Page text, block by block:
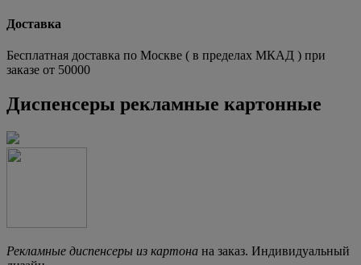
Доставка
Бесплатная доставка по Москве ( в пределах МКАД ) при
заказе от 50000
Диспенсеры рекламные картонные
Рекламные диспенсеры из картона на заказ. Индивидуальный